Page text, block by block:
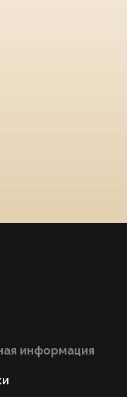
информация